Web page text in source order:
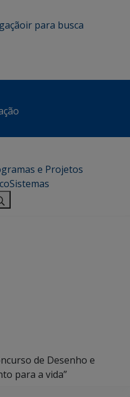
ir para busca
e Projetos
Sistemas
de Desenho e
para a vida”